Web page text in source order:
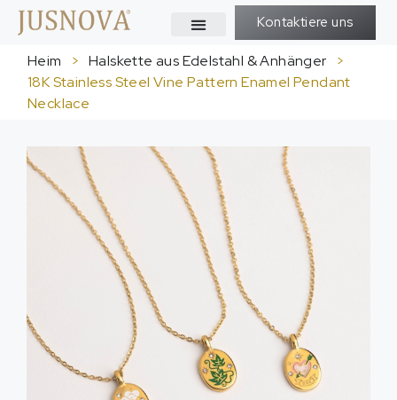
Kontaktiere uns
Heim > Halskette aus Edelstahl & Anhänger
>
18K Stainless Steel Vine Pattern Enamel Pendant
Necklace